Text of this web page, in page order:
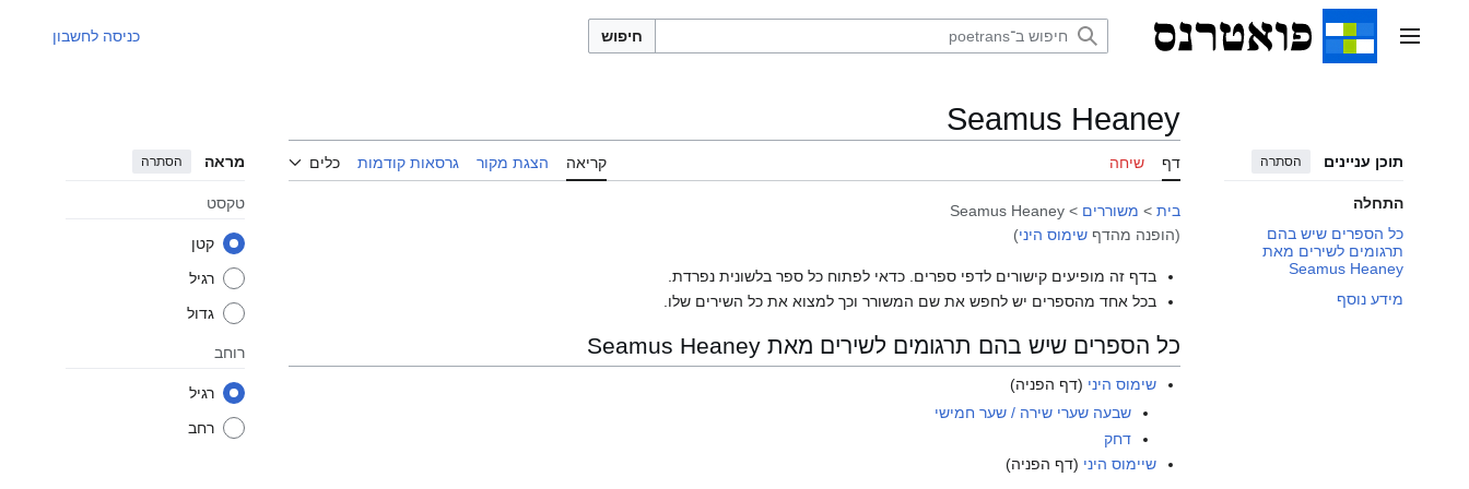
תפריט ראשי חיפוש כניסה לחשבון
תוכן עניינים הסתרה
התחלה
כל הספרים שיש בהם
תרגומים לשירים מאת
Seamus Heaney
מידע נוסף
Seamus Heaney
דף שיחה קריאה הצגת מקור גרסאות קודמות כלים מראה הסתרה
טקסט
קטן
רגיל
גדול
רוחב
רגיל
רחב
בית > משוררים >
Seamus Heaney
(הופנה מהדף שימוס היני)
בדף זה מופיעים קישורים לדפי ספרים. כדאי לפתוח כל ספר בלשונית נפרדת.
בכל אחד מהספרים יש לחפש את שם המשורר וכך למצוא את כל השירים שלו.
כל הספרים שיש בהם תרגומים לשירים מאת Seamus Heaney
שימוס היני (דף הפניה)
שבעה שערי שירה / שער חמישי
דחק
שיימוס היני (דף הפניה)